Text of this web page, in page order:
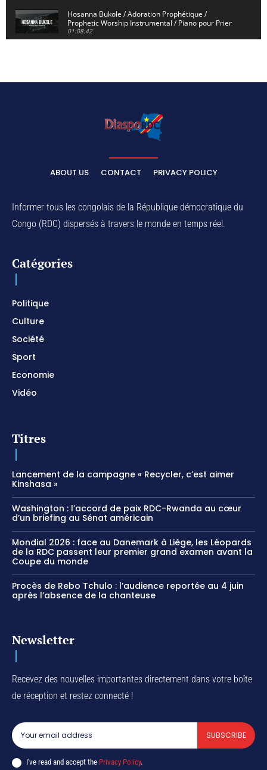
Hosanna Bukole / Adoration Prophétique /
Prophetic Worship Instrumental / Piano pour Prier
01:08:42
Dieu de Secours - God of Rescue / Adoration
Yahweh Sabaoth / Prophetic Worship Instrumental
/ Piano pour prier / Instrumental d'intercession
ELIKIA NA NGAI / Instrumental de Prière / 1H
01:03:38
Piano pour prier / Soaking Worship Instrumental
01:17:32
For Your Name Is Holy / Prophetic Worship
I SURRENDER / Soaking Worship Instrumental /
ABOUT US CONTACT PRIVACY POLICY
Informer tous les congolais de la République démocratique du
Congo (RDC) dispersés à travers le monde en temps réel.
Catégories
Politique
Culture
Société
Sport
Economie
Vidéo
Titres
Lancement de la campagne « Recycler, c’est aimer
Kinshasa »
Washington : l’accord de paix RDC-Rwanda au cœur
d’un briefing au Sénat américain
Mondial 2026 : face au Danemark à Liège, les Léopards
de la RDC passent leur premier grand examen avant la
Coupe du monde
Procès de Rebo Tchulo : l’audience reportée au 4 juin
après l’absence de la chanteuse
Newsletter
Recevez des nouvelles importantes directement dans votre boîte
de réception et restez connecté !
SUBSCRIBE
I've read and accept the Privacy Policy.